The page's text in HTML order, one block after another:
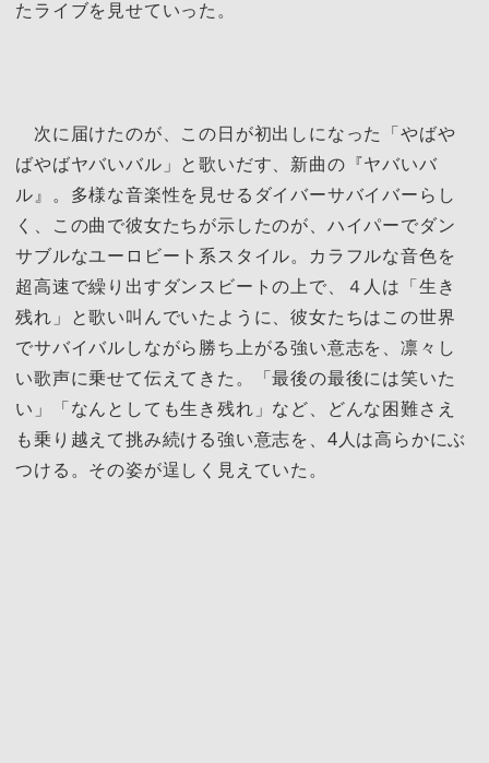
たライブを見せていった。
次に届けたのが、この日が初出しになった「やばや
ばやばヤバいバル」と歌いだす、新曲の『ヤバいバ
ル』。多様な音楽性を見せるダイバーサバイバーらし
く、この曲で彼女たちが示したのが、ハイパーでダン
サブルなユーロビート系スタイル。カラフルな音色を
超高速で繰り出すダンスビートの上で、４人は「生き
残れ」と歌い叫んでいたように、彼女たちはこの世界
でサバイバルしながら勝ち上がる強い意志を、凛々し
い歌声に乗せて伝えてきた。「最後の最後には笑いた
い」「なんとしても生き残れ」など、どんな困難さえ
も乗り越えて挑み続ける強い意志を、4人は高らかにぶ
つける。その姿が逞しく見えていた。